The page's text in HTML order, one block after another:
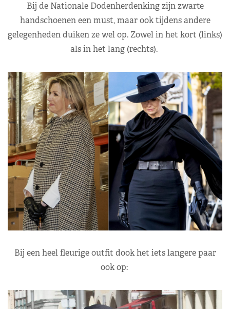
Bij de Nationale Dodenherdenking zijn zwarte
handschoenen een must, maar ook tijdens andere
gelegenheden duiken ze wel op. Zowel in het kort (links)
als in het lang (rechts).
Bij een heel fleurige outfit dook het iets langere paar
ook op: